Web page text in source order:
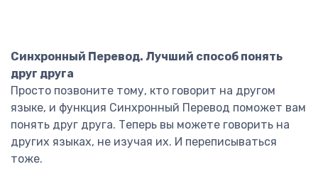
Синхронный Перевод. Лучший способ понять
друг друга
Просто позвоните тому, кто говорит на другом
языке, и функция Синхронный Перевод поможет вам
понять друг друга. Теперь вы можете говорить на
других языках, не изучая их. И переписываться
тоже.